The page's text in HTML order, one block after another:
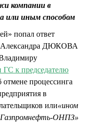
компании в
или иным способом
попал ответ
Александра ДЮКОВА
к председателю
отмене процессинга
в
или«ином
ОНПЗ»